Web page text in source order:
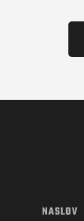
NASLOV